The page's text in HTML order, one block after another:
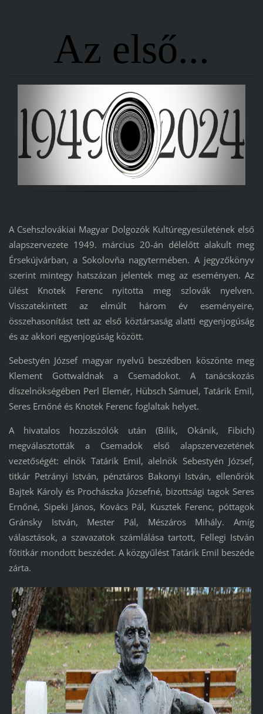
Az első...
A Csehszlovákiai Magyar Dolgozók Kultúregyesületének első
alapszervezete 1949. március 20-án délelőtt alakult meg
Érsekújvárban, a Sokolovňa nagytermében. A jegyzőkönyv
szerint mintegy hatszázan jelentek meg az eseményen. Az
ülést Knotek Ferenc nyitotta meg szlovák nyelven.
Visszatekintett az elmúlt három év eseményeire,
összehasonítást tett az első köztársaság alatti egyenjogúság
és az akkori egyenjogúság között.
Sebestyén József magyar nyelvű beszédben köszönte meg
Klement Gottwaldnak a Csemadokot. A tanácskozás
díszelnökségében Perl Elemér, Hübsch Sámuel, Tatárik Emil,
Seres Ernőné és Knotek Ferenc foglaltak helyet.
A hivatalos hozzászólók után (Bilik, Okánik, Fibich)
megválasztották a Csemadok első alapszervezetének
vezetőségét: elnök Tatárik Emil, alelnök Sebestyén József,
titkár Petrányi István, pénztáros Bakonyi István, ellenőrök
Bajtek Károly és Prochászka Józsefné, bizottsági tagok Seres
Ernőné, Sipeki János, Kovács Pál, Kusztek Ferenc, póttagok
Gránsky István, Mester Pál, Mészáros Mihály. Amíg
választások, a szavazatok számlálása tartott, Fellegi István
főtitkár mondott beszédet. A közgyűlést Tatárik Emil beszéde
zárta.